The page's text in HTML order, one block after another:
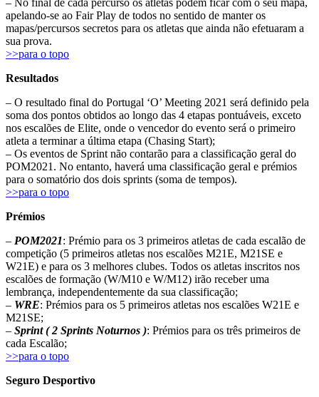
apelando-se ao Fair Play de todos no sentido de manter os
mapas/percursos secretos para os atletas que ainda não efetuaram a
sua prova.
>>para o topo
Resultados
– O resultado final do Portugal ‘O’ Meeting 2021 será definido pela
soma dos pontos obtidos ao longo das 4 etapas pontuáveis, exceto
nos escalões de Elite, onde o vencedor do evento será o primeiro
atleta a terminar a última etapa (Chasing Start);
– Os eventos de Sprint não contarão para a classificação geral do
POM2021. No entanto, haverá uma classificação geral e prémios
para o somatório dos dois sprints (soma de tempos).
>>para o topo
Prémios
– POM2021: Prémio para os 3 primeiros atletas de cada escalão de
competição (5 primeiros atletas nos escalões M21E, M21SE e
W21E) e para os 3 melhores clubes. Todos os atletas inscritos nos
escalões de formação (W/M10 e W/M12) irão receber uma
lembrança, independentemente da sua classificação;
– WRE: Prémios para os 5 primeiros atletas nos escalões W21E e
M21SE;
– Sprint ( 2 Sprints Noturnos ): Prémios para os três primeiros de
cada Escalão;
>>para o topo
Seguro Desportivo